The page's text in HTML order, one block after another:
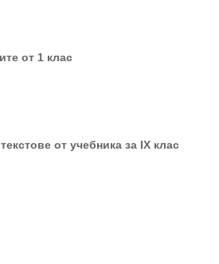
от 1 клас
от учебника за IX клас